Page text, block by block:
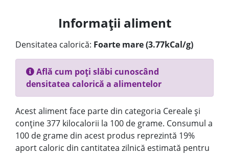
Informații aliment
Densitatea calorică: Foarte mare (3.77kCal/g)
Află cum poți slăbi cunoscând
densitatea calorică a alimentelor
Acest aliment face parte din categoria Cereale și
conține 377 kilocalorii la 100 de grame. Consumul a
100 de grame din acest produs reprezintă 19%
aport caloric din cantitatea zilnică estimată pentru